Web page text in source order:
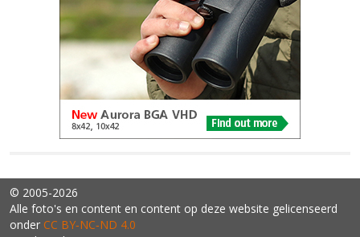
© 2005-2026
Alle foto's en content en content op deze website gelicenseerd
onder CC BY‑NC‑ND 4.0